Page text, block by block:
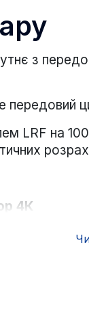
з
LRF на
4К